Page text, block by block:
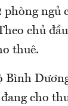
ngủ
chủ
thuê.
Bình
cho